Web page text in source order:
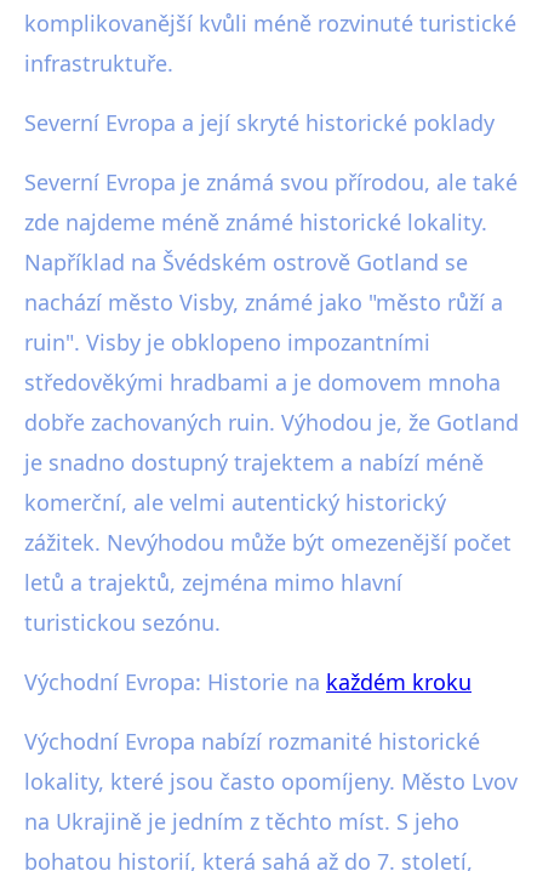
komplikovanější kvůli méně rozvinuté turistické
infrastruktuře.
Severní Evropa a její skryté historické poklady
Severní Evropa je známá svou přírodou, ale také
zde najdeme méně známé historické lokality.
Například na Švédském ostrově Gotland se
nachází město Visby, známé jako "město růží a
ruin". Visby je obklopeno impozantními
středověkými hradbami a je domovem mnoha
dobře zachovaných ruin. Výhodou je, že Gotland
je snadno dostupný trajektem a nabízí méně
komerční, ale velmi autentický historický
zážitek. Nevýhodou může být omezenější počet
letů a trajektů, zejména mimo hlavní
turistickou sezónu.
Východní Evropa: Historie na každém kroku
Východní Evropa nabízí rozmanité historické
lokality, které jsou často opomíjeny. Město Lvov
na Ukrajině je jedním z těchto míst. S jeho
bohatou historií, která sahá až do 7. století,